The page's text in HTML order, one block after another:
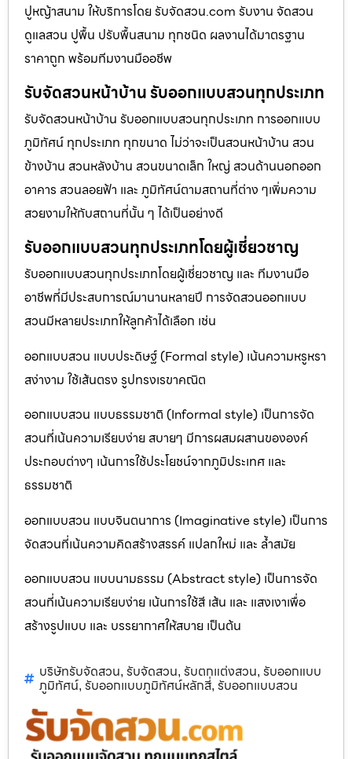
ปูหญ้าสนาม ให้บริการโดย รับจัดสวน.com รับงาน จัดสวน
ดูแลสวน ปูพื้น ปรับพื้นสนาม ทุกชนิด ผลงานได้มาตรฐาน
ราคาถูก พร้อมทีมงานมืออชีพ
รับจัดสวนหน้าบ้าน รับออกแบบสวนทุกประเภท
รับจัดสวนหน้าบ้าน รับออกแบบสวนทุกประเภท การออกแบบ
ภูมิทัศน์ ทุกประเภท ทุกขนาด ไม่ว่าจะเป็นสวนหน้าบ้าน สวน
ข้างบ้าน สวนหลังบ้าน สวนขนาดเล็ก ใหญ่ สวนด้านนอกออก
อาคาร สวนลอยฟ้า และ ภูมิทัศน์ตามสถานที่ต่าง ๆเพิ่มความ
สวยงามให้กับสถานที่นั้น ๆ ได้เป็นอย่างดี
รับออกแบบสวนทุกประเภทโดยผู้เชี่ยวชาญ
รับออกแบบสวนทุกประเภทโดยผู้เชี่ยวชาญ และ ทีมงานมือ
อาชีพที่มีประสบการณ์มานานหลายปี การจัดสวนออกแบบ
สวนมีหลายประเภทให้ลูกค้าได้เลือก เช่น
ออกแบบสวน แบบประดิษฐ์ (Formal style) เน้นความหรูหรา
สง่างาม ใช้เส้นตรง รูปทรงเรขาคณิต
ออกแบบสวน แบบธรรมชาติ (Informal style) เป็นการจัด
สวนที่เน้นความเรียบง่าย สบายๆ มีการผสมผสานขององค์
ประกอบต่างๆ เน้นการใช้ประโยชน์จากภูมิประเทศ และ
ธรรมชาติ
ออกแบบสวน แบบจินตนาการ (Imaginative style) เป็นการ
จัดสวนที่เน้นความคิดสร้างสรรค์ แปลกใหม่ และ ล้ำสมัย
ออกแบบสวน แบบนามธรรม (Abstract style) เป็นการจัด
สวนที่เน้นความเรียบง่าย เน้นการใช้สี เส้น และ แสงเงาเพื่อ
สร้างรูปแบบ และ บรรยากาศให้สบาย เป็นต้น
บริษัทรับจัดสวน, รับจัดสวน, รับตกแต่งสวน, รับออกแบบ
ภูมิทัศน์, รับออกแบบภูมิทัศน์หลักสี่, รับออกแบบสวน